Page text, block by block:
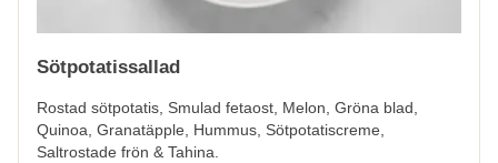
Sötpotatissallad
Rostad sötpotatis, Smulad fetaost, Melon, Gröna blad,
Quinoa, Granatäpple, Hummus, Sötpotatiscreme,
Saltrostade frön & Tahina.